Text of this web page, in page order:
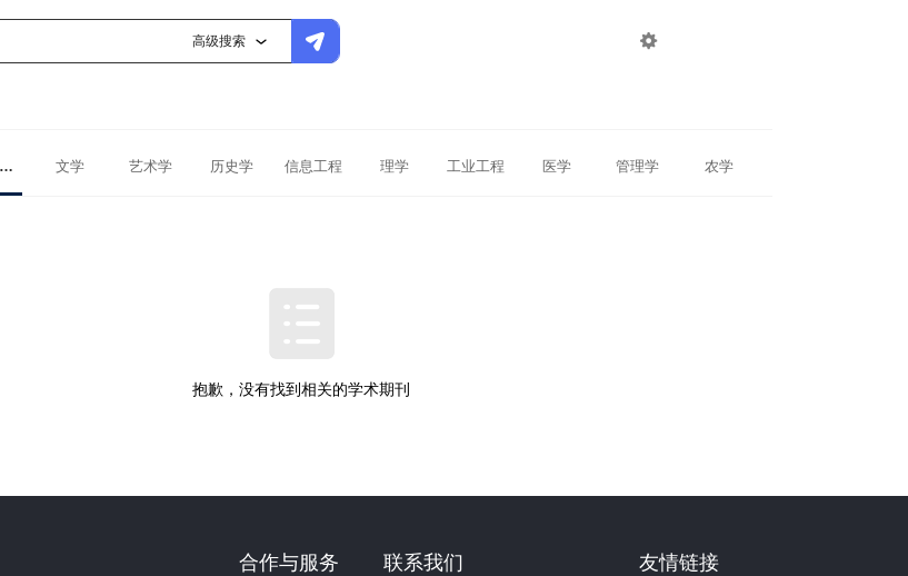
高级搜索 
治工作学 文学 艺术学 历史学 信息工程 理学 工业工程 医学 管理学 农学
抱歉，没有找到相关的学术期刊
友情链接
联系我们
合作与服务